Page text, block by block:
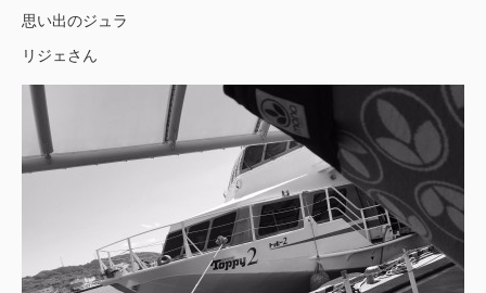
思い出のジュラ
リジェさん